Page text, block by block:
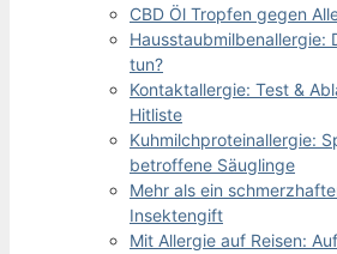
CBD Öl Tropfen gegen
Hausstaubmilbenallergie:
tun?
Kontaktallergie: Test &
Hitliste
Kuhmilchproteinallergie:
betroffene Säuglinge
Mehr als ein
Insektengift
Mit Allergie auf Reisen: